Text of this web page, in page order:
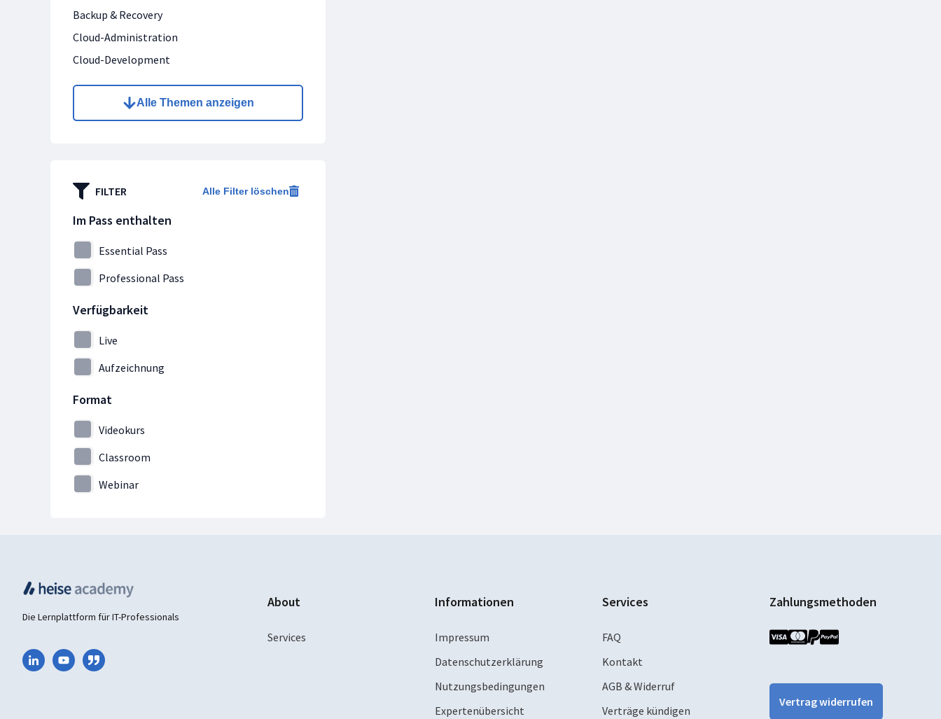
Backup & Recovery
Cloud-Administration
Cloud-Development
Cloud-Technologien
Collaboration
Data Science
Datenanalyse
Datenbanken
DevOps
Entwicklung
Ethical Hacking
IT- & Projektmanagement
IT-Forensik
IT-Grundschutz
IT-Security
Java & Co.
JavaScript
KI-Assistenten
Kubernetes
macOS
Microservices
Mobile Device Management
Alle Themen anzeigen
FILTER Alle Filter löschen
Im Pass enthalten
Essential Pass
Professional Pass
Verfügbarkeit
Live
Aufzeichnung
Format
Videokurs
Classroom
Webinar
Die Lernplattform für IT-Professionals
About
Services
Informationen
Impressum
Datenschutzerklärung
Nutzungsbedingungen
Expertenübersicht
Services
FAQ
Kontakt
AGB & Widerruf
Verträge kündigen
Zahlungsmethoden
Vertrag widerrufen